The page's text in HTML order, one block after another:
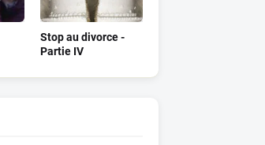
Stop au divorce -
Partie IV